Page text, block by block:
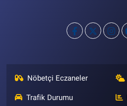
Nöbetçi Eczaneler
Trafik Durumu